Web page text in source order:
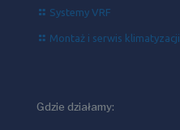
Systemy VRF
Montaż i serwis klimatyzacji
Gdzie działamy: